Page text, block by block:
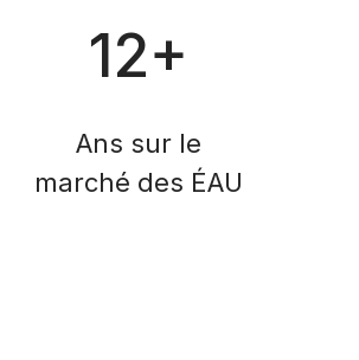
12+
Ans sur le
marché des ÉAU